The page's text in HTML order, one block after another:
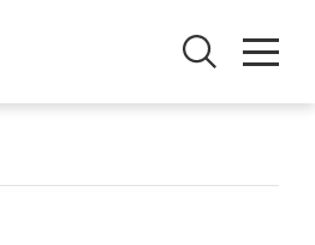
Odpri iskanjeOdpri meni